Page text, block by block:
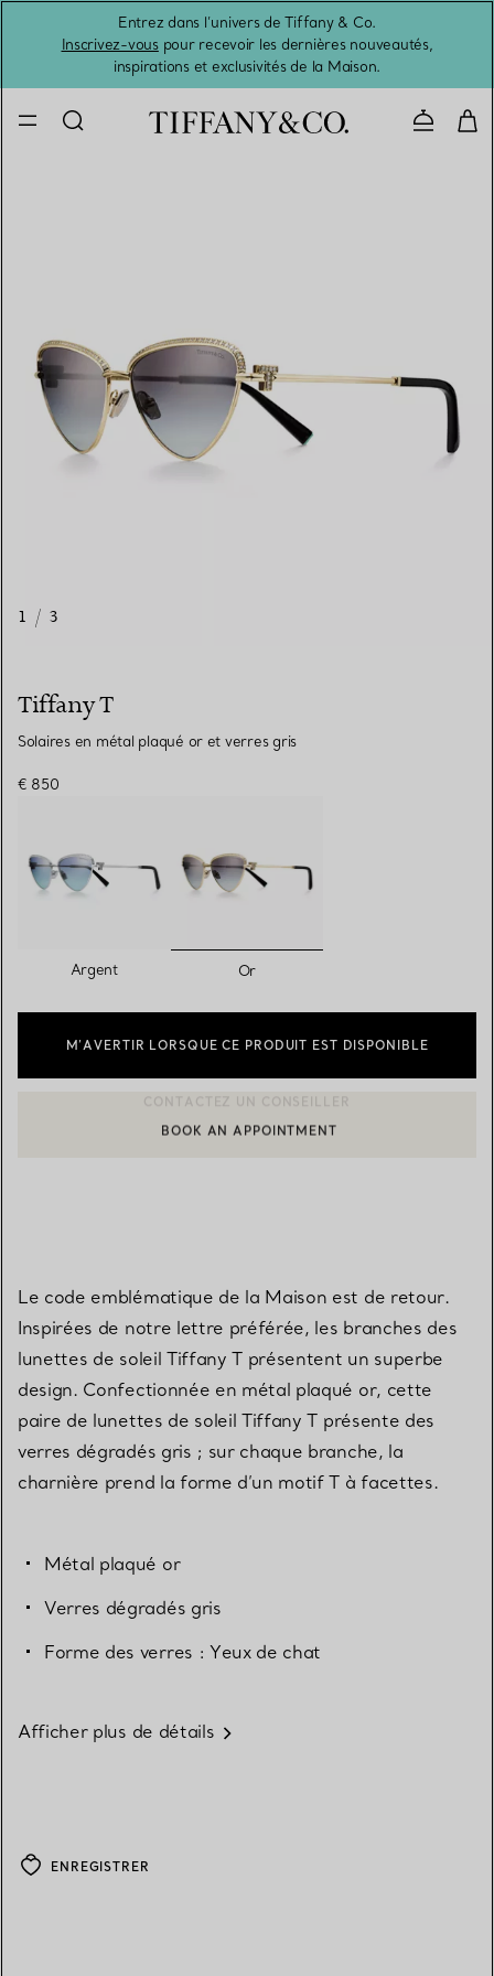
Entrez dans l’univers de Tiffany & Co.
Inscrivez-vouspour recevoir les dernières nouveautés,
inspirations et exclusivités de la Maison.
1 / 3
Tiffany T
Solaires en métal plaqué or et verres gris
€ 850
Argent sélectionnés
Or
M’AVERTIR LORSQUE CE PRODUIT EST DISPONIBLE
CONTACTER UN CONSEILLER CLIENT OU PRENDRE RENDEZ-
BOOK AN APPOINTMENT
Le code emblématique de la Maison est de retour.
Inspirées de notre lettre préférée, les branches des
lunettes de soleil Tiffany T présentent un superbe
design. Confectionnée en métal plaqué or, cette
paire de lunettes de soleil Tiffany T présente des
verres dégradés gris ; sur chaque branche, la
charnière prend la forme d’un motif T à facettes.
Métal plaqué or
Verres dégradés gris
Forme des verres : Yeux de chat
Afficher plus de détails
ENREGISTRER